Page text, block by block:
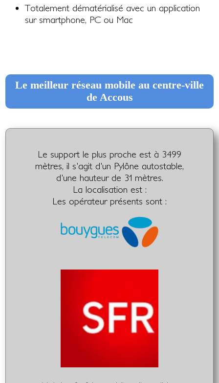
Totalement dématérialisé avec un application
sur smartphone, PC ou Mac
Le meilleur réseau mobile au centre-ville
de Accous
Le support le plus proche est à 3499
mètres, il s'agit d'un Pylône autostable,
d'une hauteur de 31 mètres.
La localisation est :
Les opérateur présents sont :